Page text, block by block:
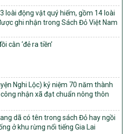
kinh tế – xã hội vùng đồng bào dân
2026 – 2030
thuộc nhóm 1, nhóm 2, nhóm 3
giai đoạn 2026-2030 trên địa bàn
án liên kết theo chuỗi giá trị thuộc
quốc gia Giảm nghèo bền vững
dài sang năm 2026
triển khai thực hiện Chương trình
loài động vật quý hiếm, gồm 14 loài
ghi nhận trong Sách Đỏ Việt Nam
cằn ‘đẻ ra tiền’
Nghi Lộc) kỷ niệm 70 năm thành
nhận xã đạt chuẩn nông thôn
dã có tên trong sách Đỏ hay ngồi
ở khu rừng nổi tiếng Gia Lai